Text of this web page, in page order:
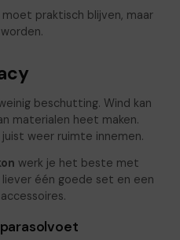
moet praktisch blijven, maar
beschutting. Wind kan
materialen heet maken.
weer ruimte innemen.
werk je het beste met
liever één goede set en een